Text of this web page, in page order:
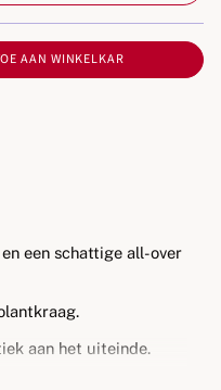
AAN WINKELKAR
een schattige all-over
aan het uiteinde.